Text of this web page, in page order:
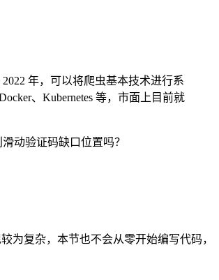
年，可以将爬虫基本技术进行系
、Kubernetes 等，市面上目前就
动验证码缺口位置吗？
为复杂，本节也不会从零开始编写代码，